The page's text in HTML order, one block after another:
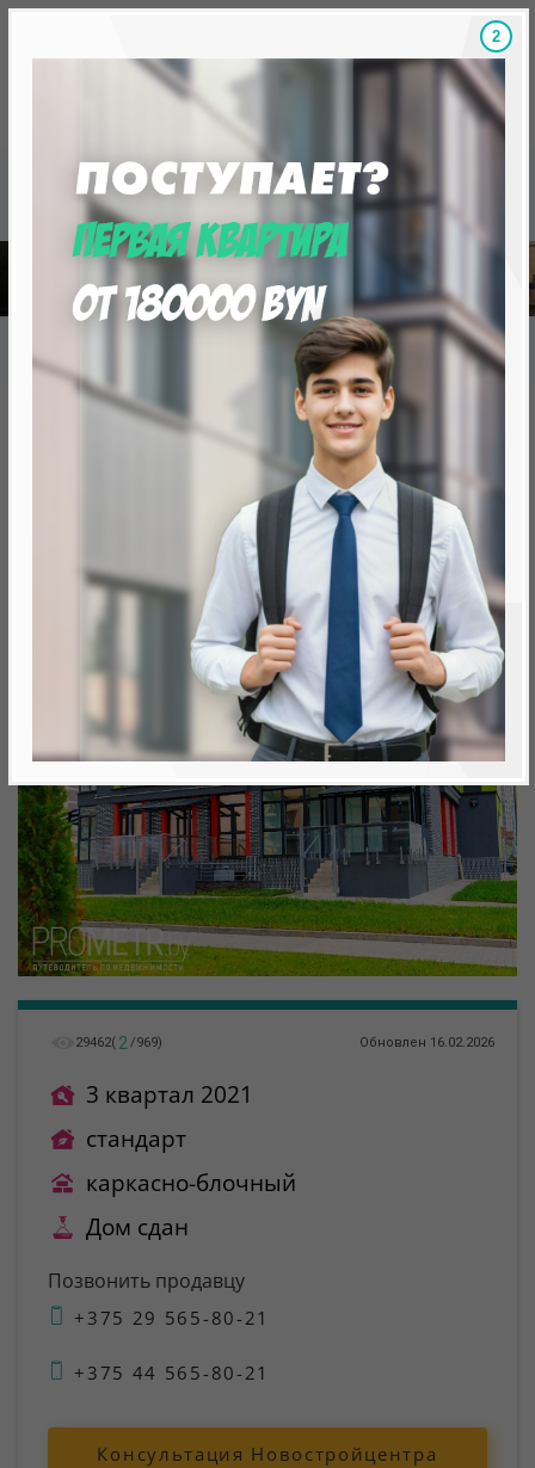
Скидки на новостройки, бонусы
«Минск Мир»
26.5 "Найроби", квартал "Африка"
26.5 "Найроби", квартал
Минск, Октябрьский, ул. Теслы
метро «Ковальская Слобода», 566 м
29462( 2 /969) Обновлен 16.02.2026
3 квартал 2021
стандарт
каркасно-блочный
Дом сдан
Позвонить продавцу
+375 29 565-80-21
+375 44 565-80-21
Консультация Новостройцентра
1